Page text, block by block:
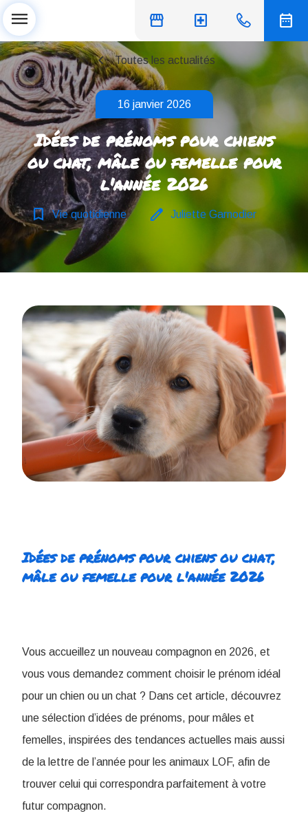
storefront local_hospital date_range
menu
chevron_left Toutes les actualités
16 janvier 2026
Idées de prénoms pour chiens
ou chat, mâle ou femelle pour
l'année 2026
bookmark_border Vie quotidienne edit Juliette Garnodier
Idées de prénoms pour chiens ou chat,
mâle ou femelle pour l'année 2026
Vous accueillez un nouveau compagnon en 2026, et
vous vous demandez comment choisir le prénom idéal
pour un chien ou un chat ? Dans cet article, découvrez
une sélection d’idées de prénoms, pour mâles et
femelles, inspirées des tendances actuelles mais aussi
de la lettre de l’année pour les animaux LOF, afin de
trouver celui qui correspondra parfaitement à votre
futur compagnon.